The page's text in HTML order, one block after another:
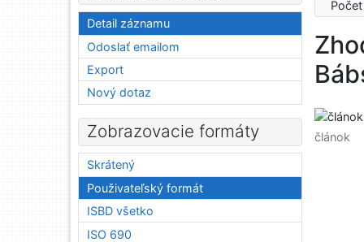
článok
Detail záznamu
Odoslať emailom
Export
Nový dotaz
Zobrazovacie formáty
Skrátený
Použivateľský formát
ISBD všetko
ISO 690